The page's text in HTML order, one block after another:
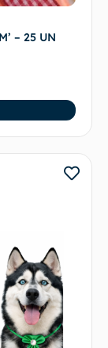
– 25 UN